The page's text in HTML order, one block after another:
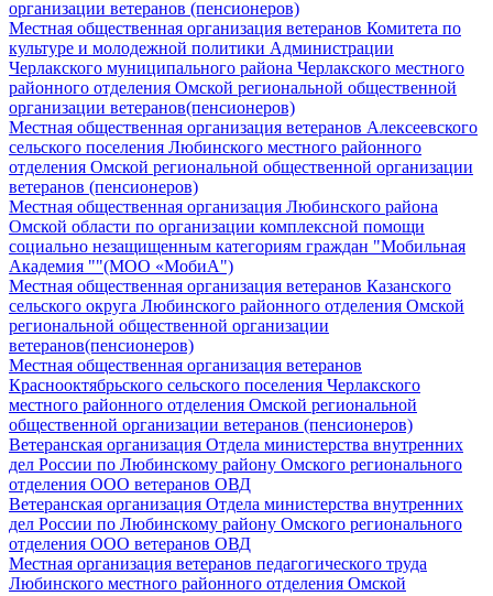
организации ветеранов (пенсионеров)
Местная общественная организация ветеранов Комитета по
культуре и молодежной политики Администрации
Черлакского муниципального района Черлакского местного
районного отделения Омской региональной общественной
организации ветеранов(пенсионеров)
Местная общественная организация ветеранов Алексеевского
сельского поселения Любинского местного районного
отделения Омской региональной общественной организации
ветеранов (пенсионеров)
Местная общественная организация Любинского района
Омской области по организации комплексной помощи
социально незащищенным категориям граждан "Мобильная
Академия ""(МОО «МобиА")
Местная общественная организация ветеранов Казанского
сельского округа Любинского районного отделения Омской
региональной общественной организации
ветеранов(пенсионеров)
Местная общественная организация ветеранов
Краснооктябрьского сельского поселения Черлакского
местного районного отделения Омской региональной
общественной организации ветеранов (пенсионеров)
Ветеранская организация Отдела министерства внутренних
дел России по Любинскому району Омского регионального
отделения ООО ветеранов ОВД
Ветеранская организация Отдела министерства внутренних
дел России по Любинскому району Омского регионального
отделения ООО ветеранов ОВД
Местная организация ветеранов педагогического труда
Любинского местного районного отделения Омской